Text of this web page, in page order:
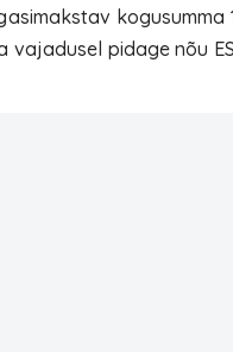
pidage nõu